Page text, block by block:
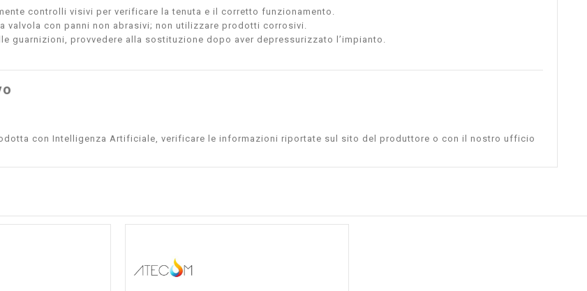
controlli visivi per verificare la tenuta e il corretto funzionamento.
valvola con panni non abrasivi; non utilizzare prodotti corrosivi.
guarnizioni, provvedere alla sostituzione dopo aver depressurizzato l’impianto.
con Intelligenza Artificiale, verificare le informazioni riportate sul sito del produttore o con il nostro ufficio